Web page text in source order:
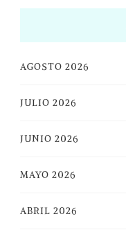
AGOSTO 2026
JULIO 2026
JUNIO 2026
MAYO 2026
ABRIL 2026